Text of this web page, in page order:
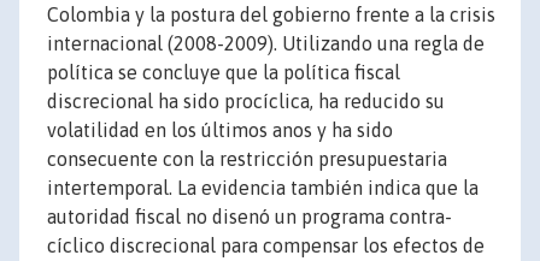
Colombia y la postura del gobierno frente a la crisis
internacional (2008-2009). Utilizando una regla de
política se concluye que la política fiscal
discrecional ha sido procíclica, ha reducido su
volatilidad en los últimos anos y ha sido
consecuente con la restricción presupuestaria
intertemporal. La evidencia también indica que la
autoridad fiscal no disenó un programa contra-
cíclico discrecional para compensar los efectos de